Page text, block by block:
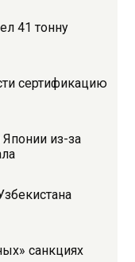
41 тонну
сертификацию
из-за
санкциях